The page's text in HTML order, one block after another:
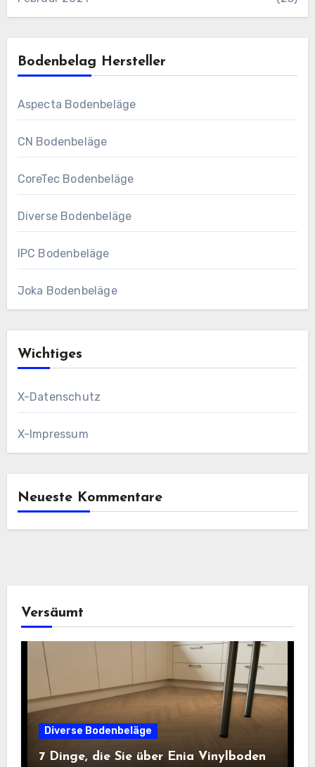
Bodenbelag Hersteller
Aspecta Bodenbeläge
CN Bodenbeläge
CoreTec Bodenbeläge
Diverse Bodenbeläge
IPC Bodenbeläge
Joka Bodenbeläge
Wichtiges
X-Datenschutz
X-Impressum
Neueste Kommentare
Versäumt
Diverse Bodenbeläge
7 Dinge, die Sie über Enia Vinylboden